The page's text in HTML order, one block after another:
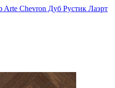
Arte Chevron Дуб Рустик Лаэрт